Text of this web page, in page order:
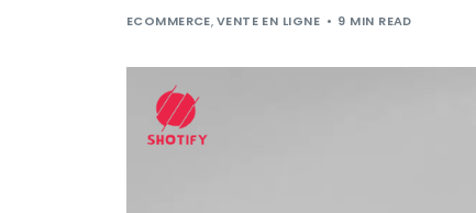
ECOMMERCE,VENTE EN LIGNE 9 MIN READ